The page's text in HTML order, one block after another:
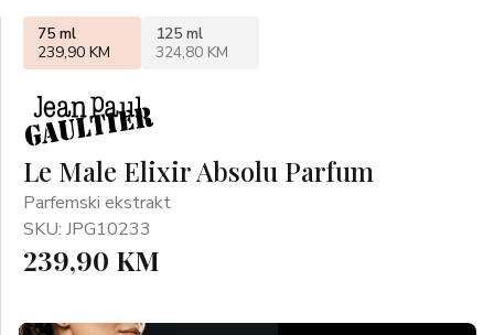
Le Male Elixir Absolu Parfum
Parfemski ekstrakt
SKU: JPG10233
239,90 KM
75 ml
239,90 KM
125 ml
324,80 KM